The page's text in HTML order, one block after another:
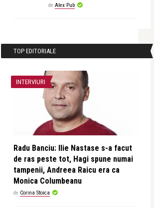
de Alex Pub
TOP EDITORIALE
INTERVIURI
Radu Banciu: Ilie Nastase s-a facut
de ras peste tot, Hagi spune numai
tampenii, Andreea Raicu era ca
Monica Columbeanu
de Corina Stoica